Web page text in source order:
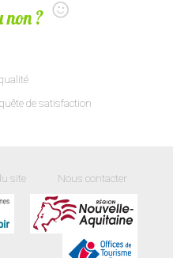
?
de satisfaction
site Nous contacter